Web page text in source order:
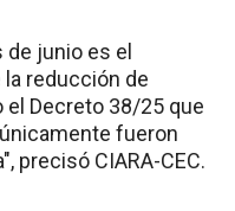
de junio es el
reducción de
Decreto 38/25 que
fueron
precisó CIARA-CEC.